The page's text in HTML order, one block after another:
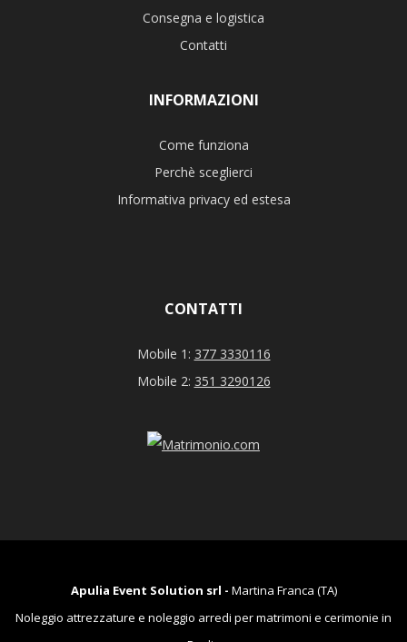
Consegna e logistica
Contatti
INFORMAZIONI
Come funziona
Perchè sceglierci
Informativa privacy ed estesa
CONTATTI
Mobile 1: 377 3330116
Mobile 2: 351 3290126
Apulia Event Solution srl - Martina Franca (TA)
Noleggio attrezzature e noleggio arredi per matrimoni e cerimonie in